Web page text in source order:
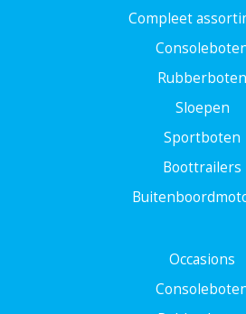
Compleet
Rubberboten
Sloepen
Sportboten
Boottrailers
Occasions